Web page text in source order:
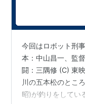
今回はロボット刑
本：中山昌一、監
闘：三隅修 (C) 東
川の五本松のとこ
昭)が釣りをしてい